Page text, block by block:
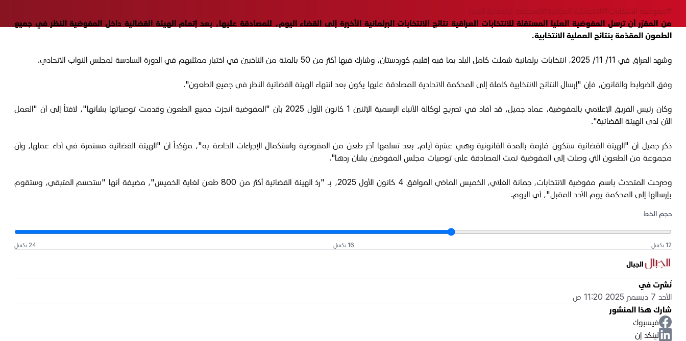
#مفوضية الانتخابات#الانتخابات العراقية#المحكمة الاتحادية العليا
من المقرّر أن ترسل المفوضية العليا المستقلة للانتخابات العراقية نتائج الانتخابات البرلمانية الأخيرة إلى القضاء اليوم، للمصادقة عليها، بعد إتمام الهيئة القضائية داخل المفوضية النظر في جميع
الطعون المقدّمة بنتائج العملية الانتخابية.
وشهد العراق في 11/ 11/ 2025، انتخابات برلمانية شملت كامل البلد بما فيه إقليم كوردستان، وشارك فيها أكثر من 50 بالمئة من الناخبين في اختيار ممثليهم في الدورة السادسة لمجلس النواب الاتحادي.
وفق الضوابط والقانون، فإن "إرسال النتائج الانتخابية كاملة إلى المحكمة الاتحادية للمصادقة عليها يكون بعد انتهاء الهيئة القضائية النظر في جميع الطعون".
وكان رئيس الفريق الإعلامي بالمفوضية، عماد جميل، قد أفاد في تصريح لوكالة الأنباء الرسمية الإثنين 1 كانون الأول 2025 بأن "المفوضية أنجزت جميع الطعون وقدمت توصياتها بشأنها"، لافتاً إلى أن "العمل
الآن لدى الهيئة القضائية".
ذكر جميل أن "الهيئة القضائية ستكون مُلزمة بالمدة القانونية وهي عشرة أيام، بعد تسلمها آخر طعن من المفوضية واستكمال الإجراءات الخاصة به"، مؤكداً أن "الهيئة القضائية مستمرة في أداء عملها، وأن
مجموعة من الطعون التي وصلت إلى المفوضية تمت المصادقة على توصيات مجلس المفوضين بشأن ردها".
وصرحت المتحدث باسم مفوضية الانتخابات، جمانة الغلاي، الخميس الماضي الموافق 4 كانون الأول 2025، بـ "ردّ الهيئة القضائية أكثر من 800 طعن لغاية الخميس"، مضيفة أنها "ستحسم المتبقي، وستقوم
بإرسالها إلى المحكمة يوم الأحد المقبل"، أي اليوم.
حجم الخط
12 بكسل 16 بكسل 24 بكسل
الجبال
نُشرت في
الأحد 7 ديسمبر 2025 11:20 ص
شارك هذا المنشور
فيسبوك
لينكد إن